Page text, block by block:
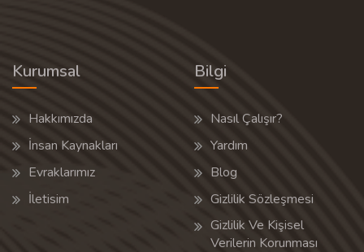
Kurumsal
Hakkımızda
İnsan Kaynakları
Evraklarımız
İletisim
Bilgi
Nasıl Çalışır?
Yardım
Blog
Gizlilik Sözleşmesi
Gizlilik Ve Kişisel
Verilerin Korunması